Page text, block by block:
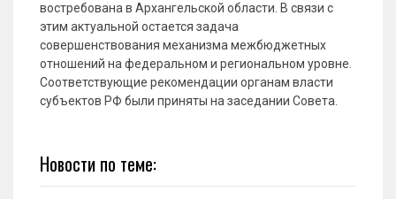
востребована в Архангельской области. В связи с
этим актуальной остается задача
совершенствования механизма межбюджетных
отношений на федеральном и региональном уровне.
Соответствующие рекомендации органам власти
субъектов РФ были приняты на заседании Совета.
Новости по теме: